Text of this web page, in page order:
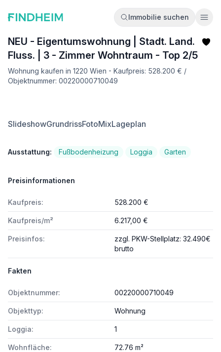
Immobilie suchen
NEU - Eigentumswohnung | Stadt. Land.
Fluss. | 3 - Zimmer Wohntraum - Top 2/5
Wohnung kaufen in 1220 Wien - Kaufpreis: 528.200 € /
Objektnummer: 00220000710049
SlideshowGrundrissFotoMixLageplan
Ausstattung: Fußbodenheizung Loggia Garten
Preisinformationen
Kaufpreis: 528.200 €
Kaufpreis/m² 6.217,00 €
Preisinfos:
zzgl. PKW-Stellplatz: 32.490€
brutto
Fakten
Objektnummer: 00220000710049
Objekttyp: Wohnung
Loggia: 1
Wohnfläche: 72.76 m²